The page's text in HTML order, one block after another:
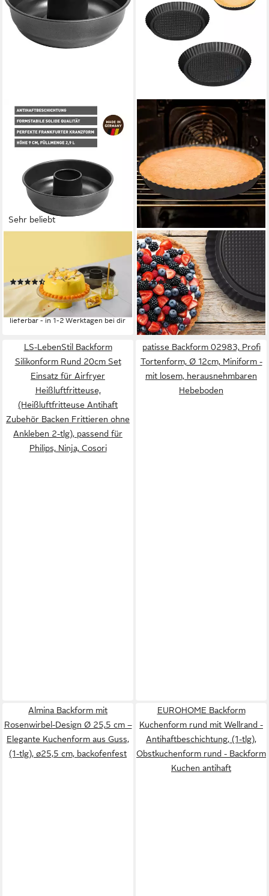
Sehr beliebt
Backform Classic, Frankfurter
Kranzform, Made in Germany
(23)
16,94 € UVP21,99 €
-23%
lieferbar - in 1-2 Werktagen bei dir
RELAXDAYS
Backform Obstbodenform
versch. Größen 3er Set
(5)
14,99 € UVP29,99 €
-50%
lieferbar - in 2-3 Werktagen bei dir
LS-LebenStil Backform
Silikonform Rund 20cm Set
Einsatz für Airfryer
Heißluftfritteuse,
(Heißluftfritteuse Antihaft
Zubehör Backen Frittieren ohne
Ankleben 2-tlg), passend für
Philips, Ninja, Cosori
patisse Backform 02983, Profi
Tortenform, Ø 12cm, Miniform -
mit losem, herausnehmbaren
Hebeboden
Almina Backform mit
Rosenwirbel-Design Ø 25,5 cm –
Elegante Kuchenform aus Guss,
(1-tlg), ø25,5 cm, backofenfest
EUROHOME Backform
Kuchenform rund mit Wellrand -
Antihaftbeschichtung, (1-tlg),
Obstkuchenform rund - Backform
Kuchen antihaft